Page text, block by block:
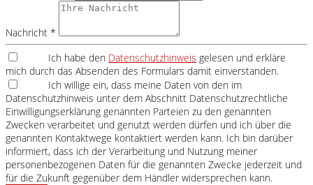
Nachricht *
Ich habe den Datenschutzhinweis gelesen und erkläre
mich durch das Absenden des Formulars damit einverstanden.
Ich willige ein, dass meine Daten von den im
Datenschutzhinweis unter dem Abschnitt Datenschutzrechtliche
Einwilligungserklärung genannten Parteien zu den genannten
Zwecken verarbeitet und genutzt werden dürfen und ich über die
genannten Kontaktwege kontaktiert werden kann. Ich bin darüber
informiert, dass ich der Verarbeitung und Nutzung meiner
personenbezogenen Daten für die genannten Zwecke jederzeit und
für die Zukunft gegenüber dem Händler widersprechen kann.